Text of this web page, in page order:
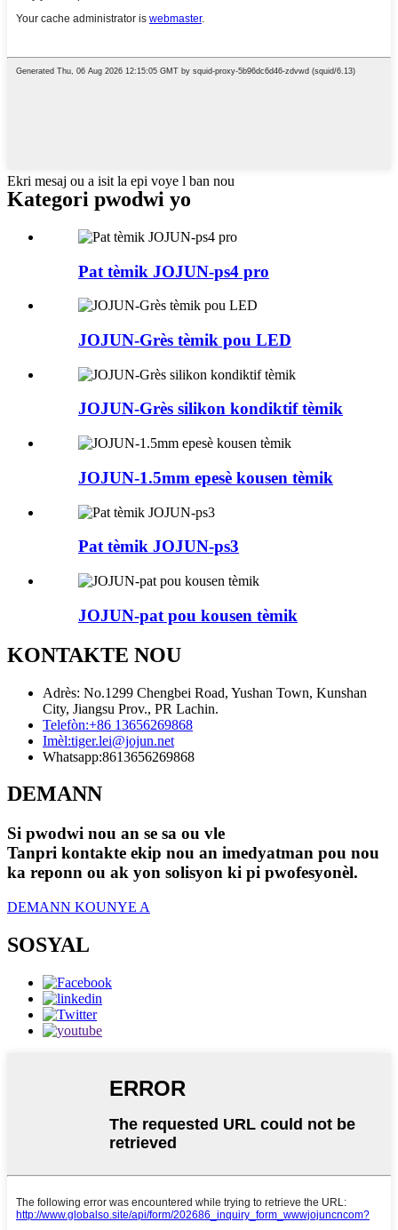
Ekri mesaj ou a isit la epi voye l ban nou
Kategori pwodwi yo
Pat tèmik JOJUN-ps4 pro
JOJUN-Grès tèmik pou LED
JOJUN-Grès silikon kondiktif tèmik
JOJUN-1.5mm epesè kousen tèmik
Pat tèmik JOJUN-ps3
JOJUN-pat pou kousen tèmik
KONTAKTE NOU
Adrès: No.1299 Chengbei Road, Yushan Town, Kunshan
City, Jiangsu Prov., PR Lachin.
Telefòn:+86 13656269868
Imèl:tiger.lei@jojun.net
Whatsapp:8613656269868
DEMANN
Si pwodwi nou an se sa ou vle
Tanpri kontakte ekip nou an imedyatman pou nou
ka reponn ou ak yon solisyon ki pi pwofesyonèl.
DEMANN KOUNYE A
SOSYAL